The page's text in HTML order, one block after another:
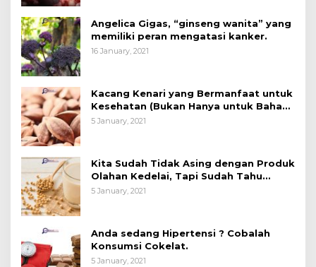
Angelica Gigas, “ginseng wanita” yang
memiliki peran mengatasi kanker.
16 January, 2021
Kacang Kenari yang Bermanfaat untuk
Kesehatan (Bukan Hanya untuk Bahan
Kue)
5 January, 2021
Kita Sudah Tidak Asing dengan Produk
Olahan Kedelai, Tapi Sudah Tahu
Manfaatnya untuk Kesehatan?
5 January, 2021
Anda sedang Hipertensi ? Cobalah
Konsumsi Cokelat.
5 January, 2021